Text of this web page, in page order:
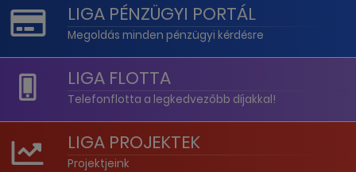
LIGA PÉNZÜGYI PORTÁL
Megoldás minden pénzügyi kérdésre
LIGA FLOTTA
Telefonflotta a legkedvezőbb díjakkal!
LIGA PROJEKTEK
Projektjeink